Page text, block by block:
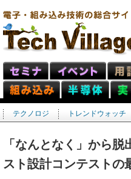
テクノロジ トレンドウォッチ
「なんとなく」から
スト設計コンテストの